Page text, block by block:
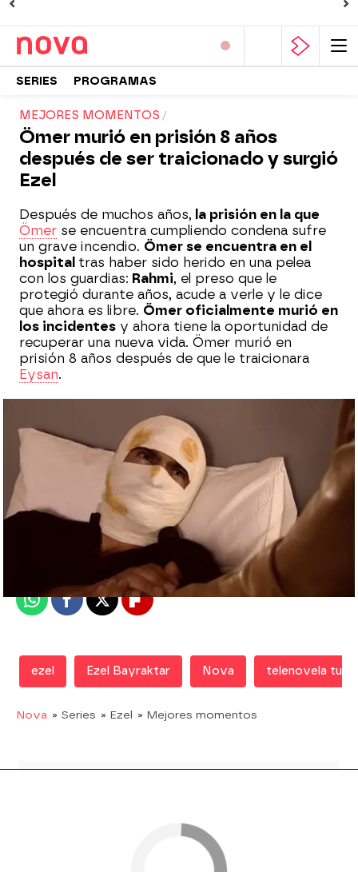
SERIES PROGRAMAS
MEJORES MOMENTOS
Ömer murió en prisión 8 años
después de ser traicionado y surgió
Ezel
Después de muchos años, la prisión en la que
Ömer se encuentra cumpliendo condena sufre
un grave incendio. Ömer se encuentra en el
hospital tras haber sido herido en una pelea
con los guardias: Rahmi, el preso que le
protegió durante años, acude a verle y le dice
que ahora es libre. Ömer oficialmente murió en
los incidentes y ahora tiene la oportunidad de
recuperar una nueva vida. Ömer murió en
prisión 8 años después de que le traicionara
Eysan.
Nova
Madrid
13 de septiembre de 2018, 21:02
WhatsappFacebook
X Flipboard
ezel Ezel Bayraktar Nova telenovela
Nova » Series » Ezel » Mejores momentos